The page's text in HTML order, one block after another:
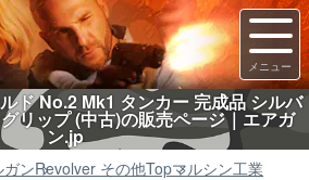
ド No.2 Mk1 タンカー 完成品 シルバ
リップ (中古)の販売ページ｜エアガ
ン.jp
ガンRevolver その他Topマルシン工業